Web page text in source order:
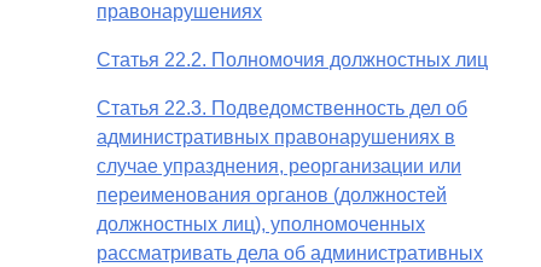
правонарушениях
Статья 22.2. Полномочия должностных лиц
Статья 22.3. Подведомственность дел об
административных правонарушениях в
случае упразднения, реорганизации или
переименования органов (должностей
должностных лиц), уполномоченных
рассматривать дела об административных